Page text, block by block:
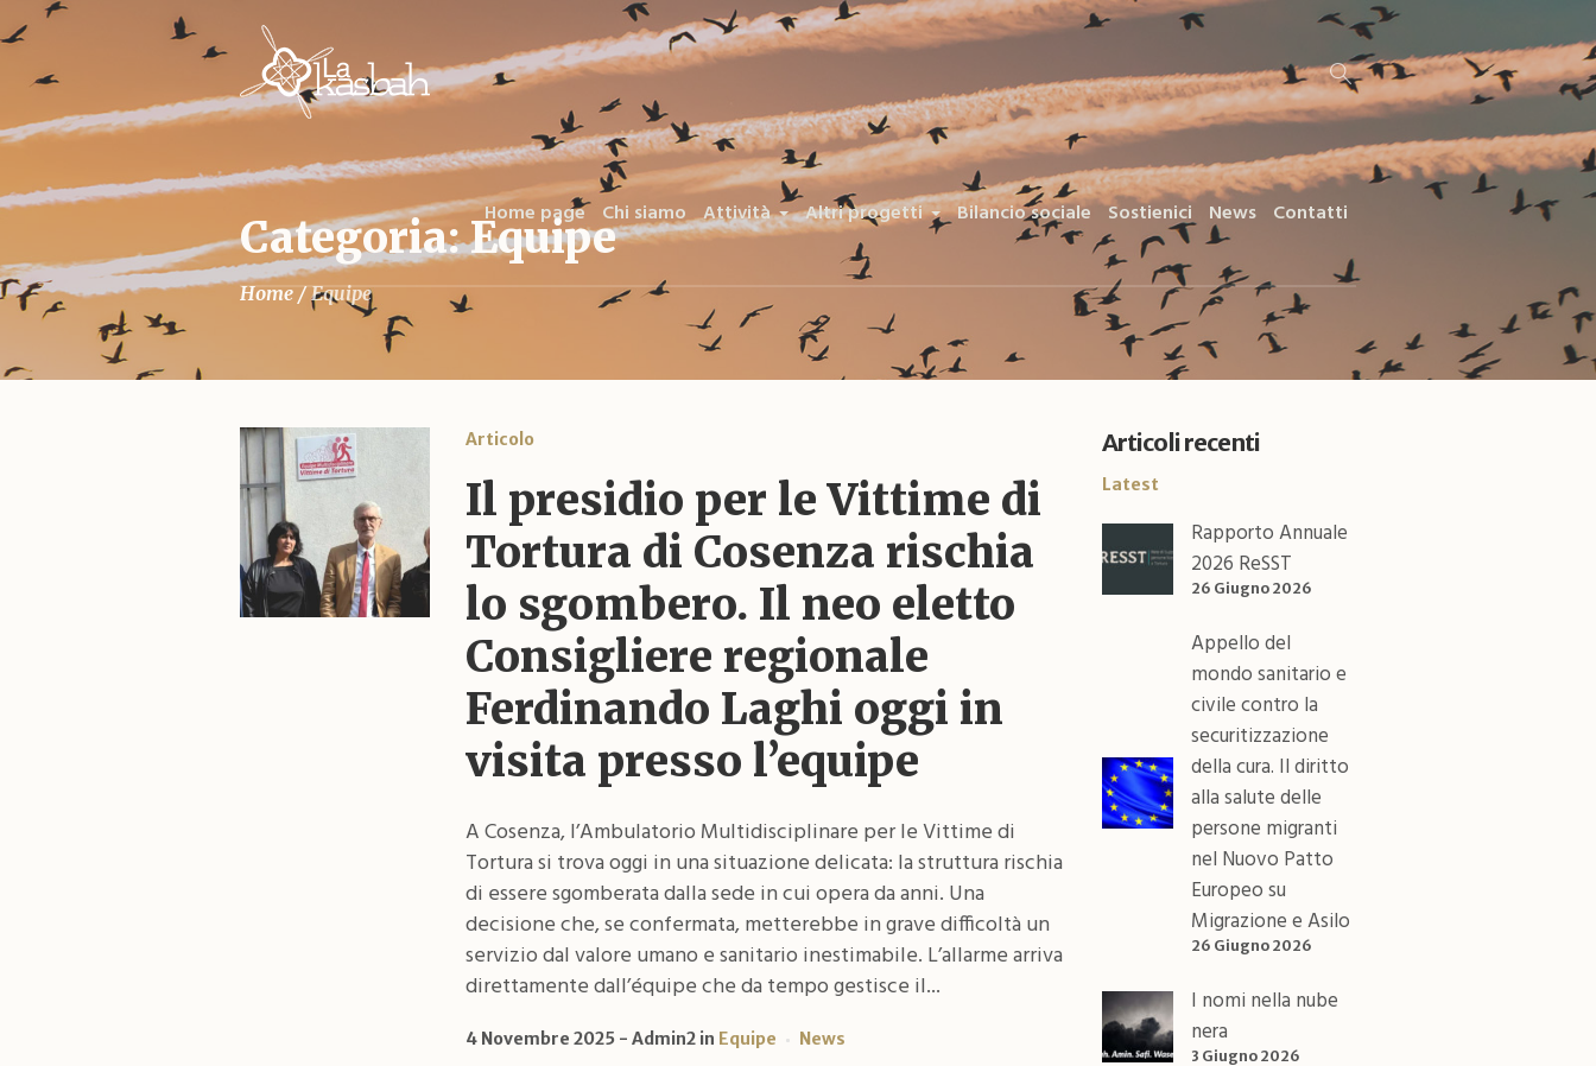
Home page Chi siamo Attività Altri progetti Bilancio sociale Sostienici News Contatti
Categoria: Equipe
Home /Equipe
Articolo
Il presidio per le Vittime di
Tortura di Cosenza rischia
lo sgombero. Il neo eletto
Consigliere regionale
Ferdinando Laghi oggi in
visita presso l’equipe
A Cosenza, l’Ambulatorio Multidisciplinare per le Vittime di
Tortura si trova oggi in una situazione delicata: la struttura rischia
di essere sgomberata dalla sede in cui opera da anni. Una
decisione che, se confermata, metterebbe in grave difficoltà un
servizio dal valore umano e sanitario inestimabile. L’allarme arriva
direttamente dall’équipe che da tempo gestisce il...
4 Novembre 2025 Admin2in Equipe News
Articoli recenti
Latest
Rapporto Annuale
2026 ReSST
26 Giugno 2026
Appello del
mondo sanitario e
civile contro la
securitizzazione
della cura. Il diritto
alla salute delle
persone migranti
nel Nuovo Patto
Europeo su
Migrazione e Asilo
26 Giugno 2026
I nomi nella nube
nera
3 Giugno 2026